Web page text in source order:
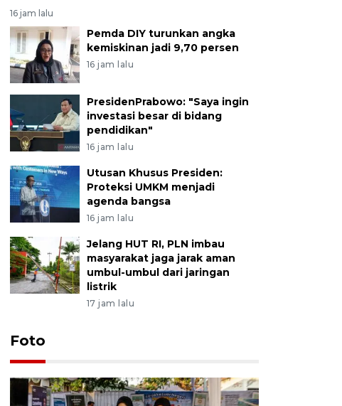
16 jam lalu
Pemda DIY turunkan angka
kemiskinan jadi 9,70 persen
16 jam lalu
PresidenPrabowo: "Saya ingin
investasi besar di bidang
pendidikan"
16 jam lalu
Utusan Khusus Presiden:
Proteksi UMKM menjadi
agenda bangsa
16 jam lalu
Jelang HUT RI, PLN imbau
masyarakat jaga jarak aman
umbul-umbul dari jaringan
listrik
17 jam lalu
Foto